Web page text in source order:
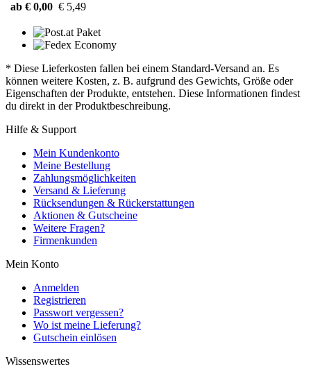
ab € 0,00 € 5,49
* Diese Lieferkosten fallen bei einem Standard-Versand an. Es
können weitere Kosten, z. B. aufgrund des Gewichts, Größe oder
Eigenschaften der Produkte, entstehen. Diese Informationen findest
du direkt in der Produktbeschreibung.
Hilfe & Support
Mein Kundenkonto
Meine Bestellung
Zahlungsmöglichkeiten
Versand & Lieferung
Rücksendungen & Rückerstattungen
Aktionen & Gutscheine
Weitere Fragen?
Firmenkunden
Mein Konto
Anmelden
Registrieren
Passwort vergessen?
Wo ist meine Lieferung?
Gutschein einlösen
Wissenswertes